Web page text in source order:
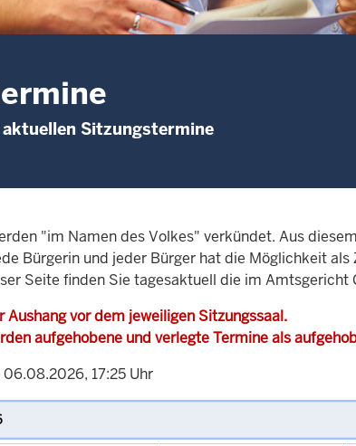
Sitzungstermine
"im Namen des Volkes" verkündet. Aus
Bürgerin und jeder Bürger hat die Möglichkeit
Seite finden Sie tagesaktuell die im Amtsgericht
vor dem jeweiligen Sitzungssaal.
aufgehobene und verlegte Termine als
17:25 Uhr